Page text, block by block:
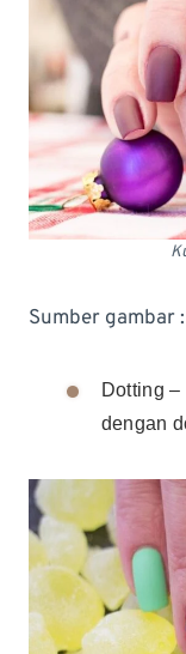
Sumber gambar
Dotting
dengan